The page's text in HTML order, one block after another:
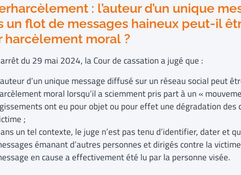
: l’auteur d’un unique
un flot de messages haineux peut-il
harcèlement moral ?
du 29 mai 2024, la Cour de cassation a jugé que :
d’un unique message diffusé sur un réseau social peut
moral lorsqu’il a sciemment pris part à un «
ont eu pour objet ou pour effet une dégradation des
;
un tel contexte, le juge n’est pas tenu d’identifier, dater et
émanant d’autres personnes et dirigés contre la
en cause a effectivement été lu par la personne visée.